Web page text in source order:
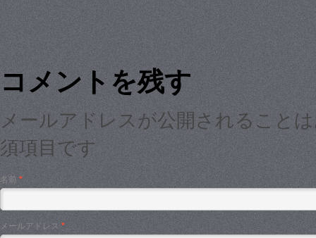
コメントを残す
メールアドレスが公開されること
須項目です
名前 *
メールアドレス *